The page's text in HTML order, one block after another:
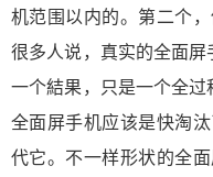
机范围以内的。第二个
很多人说，真实的全面
一个結果，只是一个全
全面屏手机应该是快淘
代它。不一样形状的全